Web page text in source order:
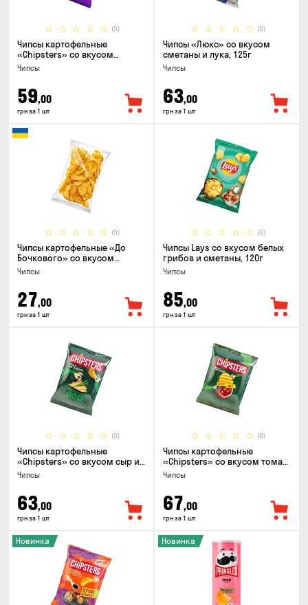
(0)
Чипсы картофельные
«Chipsters» со вкусом
острый удон, 100г
Чипсы
59,00
грн за 1 шт
(0)
Чипсы «Люкс» со вкусом
сметаны и лука, 125г
Чипсы
63,00
грн за 1 шт
(0)
Чипсы картофельные «До
Бочкового» со вкусом
сметаны с зеленью, 100г
Чипсы
27,00
грн за 1 шт
(0)
Чипсы Lays со вкусом белых
грибов и сметаны, 120г
Чипсы
85,00
грн за 1 шт
(0)
Чипсы картофельные
«Chipsters» со вкусом сыр и
лук, 95г
Чипсы
63,00
грн за 1 шт
(0)
Чипсы картофельные
«Chipsters» со вкусом томат
спайси, 95г
Чипсы
67,00
грн за 1 шт
Новинка Новинка